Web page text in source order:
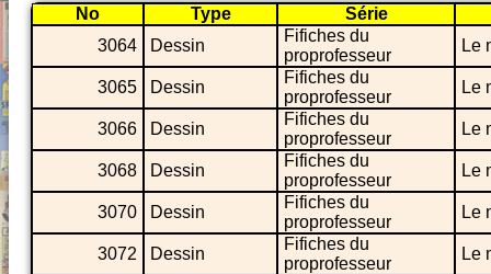
No Type
Série
3064
Dessin
Fifiches du
proprofesseur
Le
3065 Dessin
Fifiches du
proprofesseur
Le
3066 Dessin
Fifiches du
proprofesseur
Le
3068 Dessin
Fifiches du
proprofesseur
Le
3070 Dessin
Fifiches du
proprofesseur
Le
3072 Dessin
Fifiches du
proprofesseur
Le